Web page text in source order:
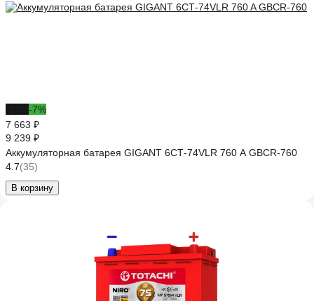
-7%
7 663 ₽
9 239 ₽
Аккумуляторная батарея GIGANT 6СТ-74VLR 760 A GBCR-760
4.7(35)
В корзину